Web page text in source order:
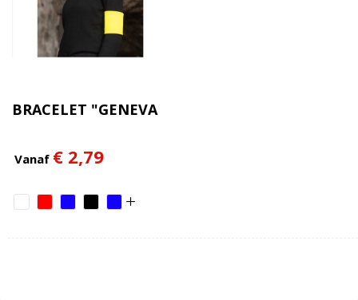
BRACELET "GENEVA
Vanaf € 2,79